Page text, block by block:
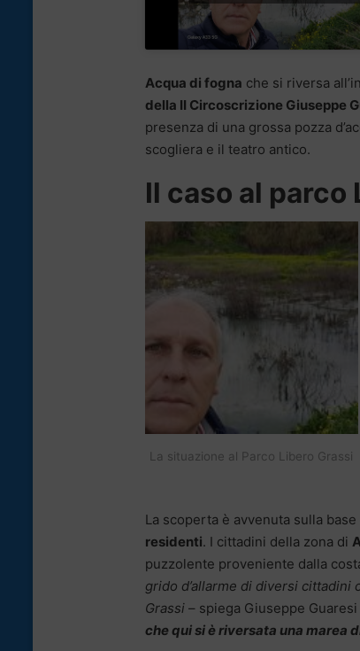
Acqua di fogna che si riversa
della II Circoscrizione Giuseppe
presenza di una grossa pozza
scogliera e il teatro antico.
Il caso al parco
La situazione al Parco Libero Grassi
La scoperta è avvenuta sulla
residenti. I cittadini della zona di
puzzolente proveniente dalla
grido d’allarme di diversi
Grassi – spiega Giuseppe
che qui si è riversata una marea